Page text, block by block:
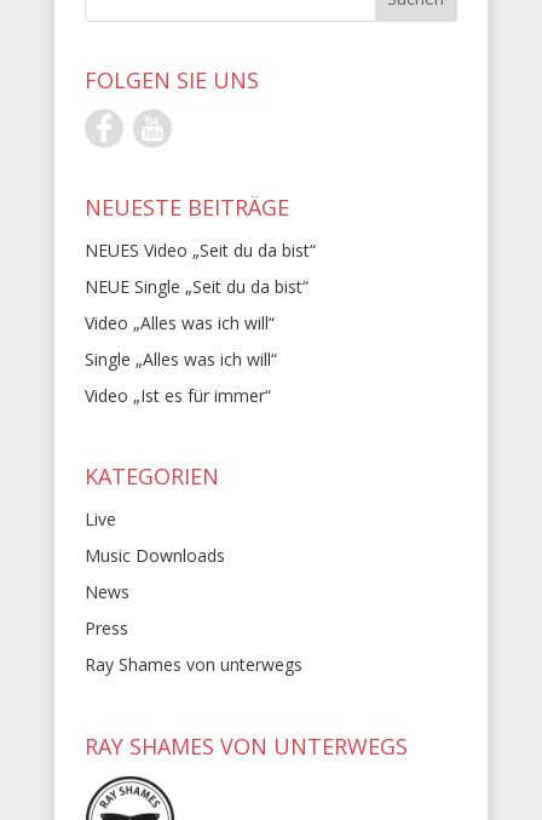
FOLGEN SIE UNS
NEUESTE BEITRÄGE
NEUES Video „Seit du da bist“
NEUE Single „Seit du da bist“
Video „Alles was ich will“
Single „Alles was ich will“
Video „Ist es für immer“
KATEGORIEN
Live
Music Downloads
News
Press
Ray Shames von unterwegs
RAY SHAMES VON UNTERWEGS